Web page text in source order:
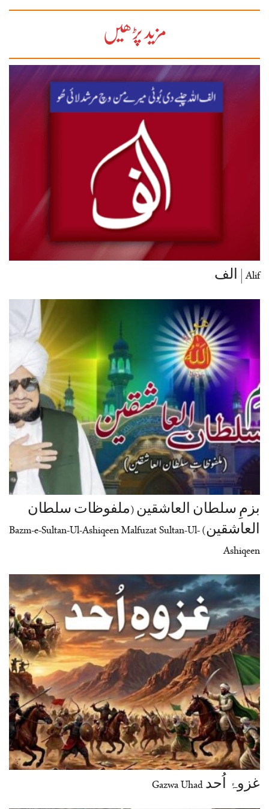
مزید پڑھیں
Alif | الف
بزمِ سلطان العاشقین (ملفوظات سلطان
العاشقین) Bazm-e-Sultan-Ul-Ashiqeen Malfuzat Sultan-Ul-
Ashiqeen
غزوۂ اُحد Gazwa Uhad